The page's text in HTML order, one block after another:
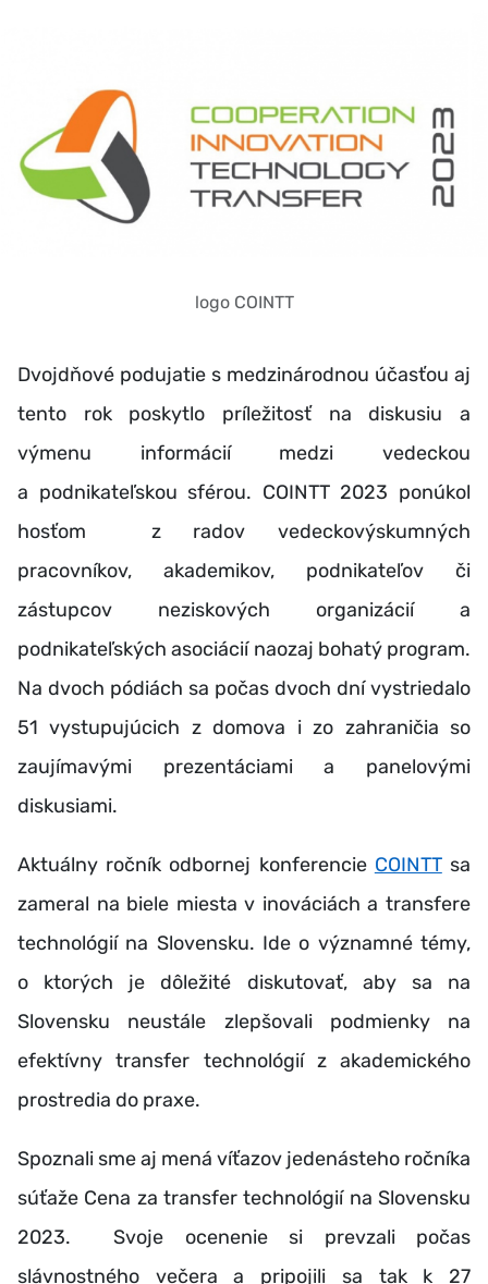
logo COINTT
Dvojdňové podujatie s medzinárodnou účasťou aj
tento rok poskytlo príležitosť na diskusiu a
výmenu informácií medzi vedeckou
a podnikateľskou sférou. COINTT 2023 ponúkol
hosťom z radov vedeckovýskumných
pracovníkov, akademikov, podnikateľov či
zástupcov neziskových organizácií a
podnikateľských asociácií naozaj bohatý program.
Na dvoch pódiách sa počas dvoch dní vystriedalo
51 vystupujúcich z domova i zo zahraničia so
zaujímavými prezentáciami a panelovými
diskusiami.
Aktuálny ročník odbornej konferencie COINTTsa
zameral na biele miesta v inováciách a transfere
technológií na Slovensku. Ide o významné témy,
o ktorých je dôležité diskutovať, aby sa na
Slovensku neustále zlepšovali podmienky na
efektívny transfer technológií z akademického
prostredia do praxe.
Spoznali sme aj mená víťazov jedenásteho ročníka
súťaže Cena za transfer technológií na Slovensku
2023. Svoje ocenenie si prevzali počas
slávnostného večera a pripojili sa tak k 27